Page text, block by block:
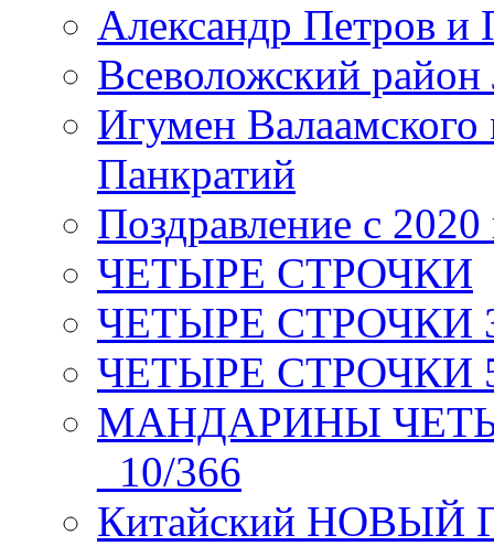
Александр Петров и
Всеволожский район
Игумен
Панкратий
Поздравление с 2020
ЧЕТЫРЕ СТРОЧКИ
ЧЕТЫРЕ СТРОЧКИ 3
ЧЕТЫРЕ СТРОЧКИ 5
МАНДАРИНЫ
_10/366
Китайский НОВЫЙ